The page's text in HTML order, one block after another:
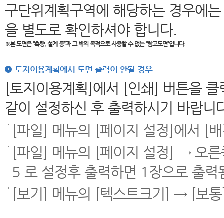
구단위계획구역에 해당하는 경우에
을 별도로 확인하셔야 합니다.
※본 도면은“측량, 설계 등”과 그 밖의 목적으로 사용할 수 없는 “참고도면”입니다.
토지이용계획에서 도면 출력이 안될 경우
[토지이용계획]에서 [인쇄] 버튼을
같이 설정하신 후 출력하시기 바랍니
[파일] 메뉴의 [페이지 설정]에서 [
[파일] 메뉴의 [페이지 설정] → 오
5 로 설정후 출력하면 1장으로 출력
[보기] 메뉴의 [텍스트크기] → [보